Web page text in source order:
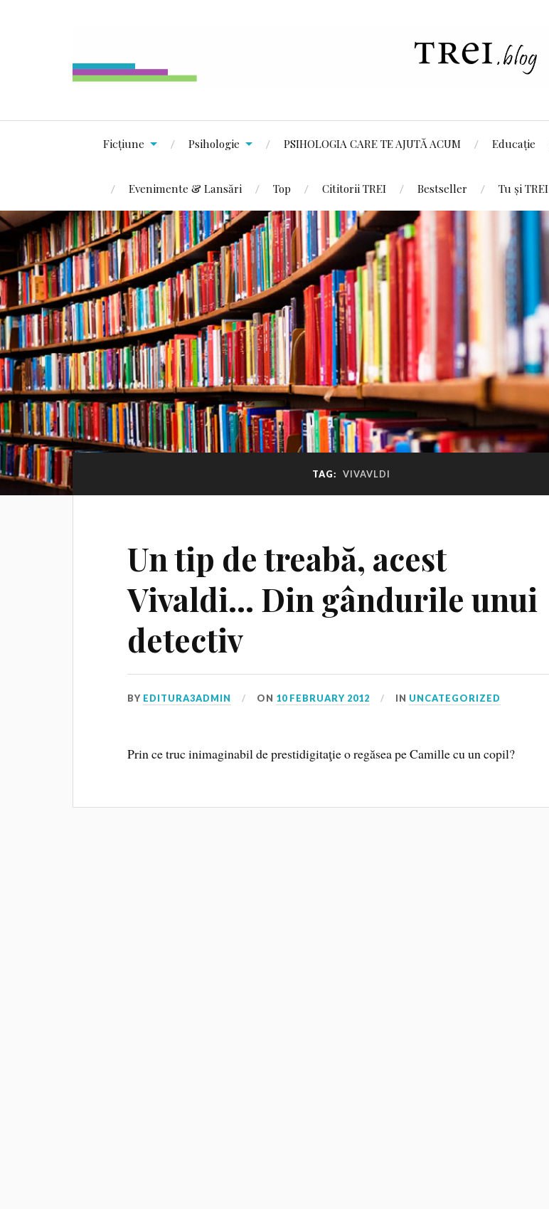
Ficțiune Psihologie PSIHOLOGIA CARE TE AJUTĂ ACUM Educație
Evenimente & Lansări Top Cititorii TREI Bestseller Tu și TREI
TAG: VIVAVLDI
Un tip de treabă, acest
Vivaldi… Din gândurile unui
detectiv
BY EDITURA3ADMIN ON 10 FEBRUARY 2012 IN UNCATEGORIZED
Prin ce truc inimaginabil de prestidigitaţie o regăsea pe Camille cu un copil?